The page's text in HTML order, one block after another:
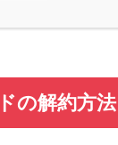
の解約方法